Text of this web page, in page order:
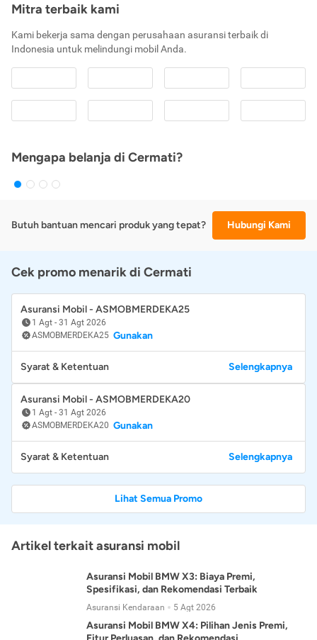
Mitra terbaik kami
Kami bekerja sama dengan perusahaan asuransi terbaik di
Indonesia untuk melindungi mobil Anda.
Mengapa belanja di Cermati?
Butuh bantuan mencari produk yang tepat? Hubungi Kami
Cek promo menarik di Cermati
Asuransi Mobil - ASMOBMERDEKA25
1 Agt - 31 Agt 2026
ASMOBMERDEKA25 Gunakan
Syarat & Ketentuan Selengkapnya
Asuransi Mobil - ASMOBMERDEKA20
1 Agt - 31 Agt 2026
ASMOBMERDEKA20 Gunakan
Syarat & Ketentuan Selengkapnya
Lihat Semua Promo
Artikel terkait asuransi mobil
Asuransi Mobil BMW X3: Biaya Premi,
Spesifikasi, dan Rekomendasi Terbaik
Asuransi Kendaraan 5 Agt 2026
Asuransi Mobil BMW X4: Pilihan Jenis Premi,